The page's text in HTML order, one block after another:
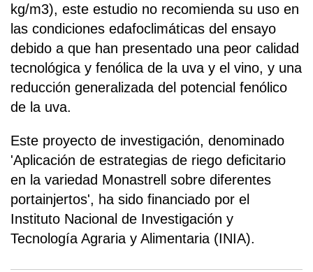
kg/m3), este estudio no recomienda su uso en
las condiciones edafoclimáticas del ensayo
debido a que han presentado una peor calidad
tecnológica y fenólica de la uva y el vino, y una
reducción generalizada del potencial fenólico
de la uva.
Este proyecto de investigación, denominado
'Aplicación de estrategias de riego deficitario
en la variedad Monastrell sobre diferentes
portainjertos', ha sido financiado por el
Instituto Nacional de Investigación y
Tecnología Agraria y Alimentaria (INIA).